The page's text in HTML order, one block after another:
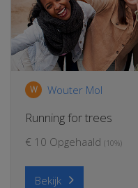
W Wouter Mol
Running for trees
€ 10 Opgehaald (10%)
Bekijk